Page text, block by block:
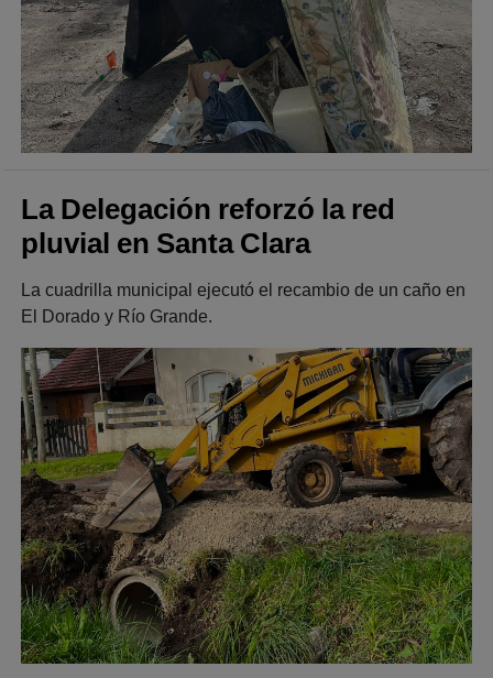
La Delegación reforzó la red
pluvial en Santa Clara
La cuadrilla municipal ejecutó el recambio de un caño en
El Dorado y Río Grande.